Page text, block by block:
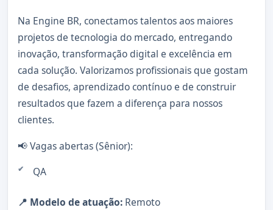
Na Engine BR, conectamos talentos aos maiores
projetos de tecnologia do mercado, entregando
inovação, transformação digital e excelência em
cada solução. Valorizamos profissionais que gostam
de desafios, aprendizado contínuo e de construir
resultados que fazem a diferença para nossos
clientes.
📢 Vagas abertas (Sênior):
QA
📍 Modelo de atuação: Remoto